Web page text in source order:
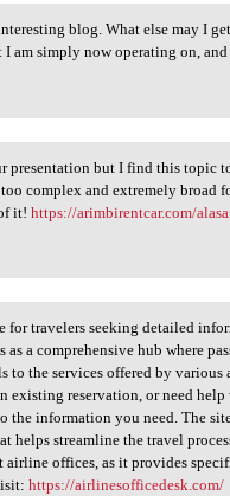
blog. What else may I
I am simply now operating on,
presentation but I find this topic
complex and extremely broad
it!https://arimbirentcar.com/
for travelers seeking detailed
a comprehensive hub where
the services offered by
existing reservation, or need
the information you need. The
helps streamline the travel
offices, as it provides
https://airlinesofficedesk.com/